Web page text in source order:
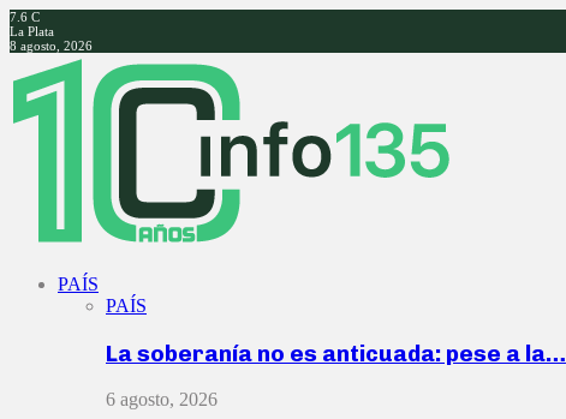
7.6 C
La Plata
8 agosto, 2026
Facebook
Twitter
Instagram
Youtube
PAÍS
PAÍS
La soberanía no es anticuada: pese a la…
6 agosto, 2026